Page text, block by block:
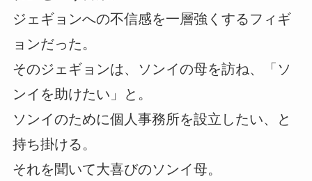
ジェギョンへの不信感を一層強くするフィギ
ョンだった。
そのジェギョンは、ソンイの母を訪ね、「ソ
ンイを助けたい」と。
ソンイのために個人事務所を設立したい、と
持ち掛ける。
それを聞いて大喜びのソンイ母。